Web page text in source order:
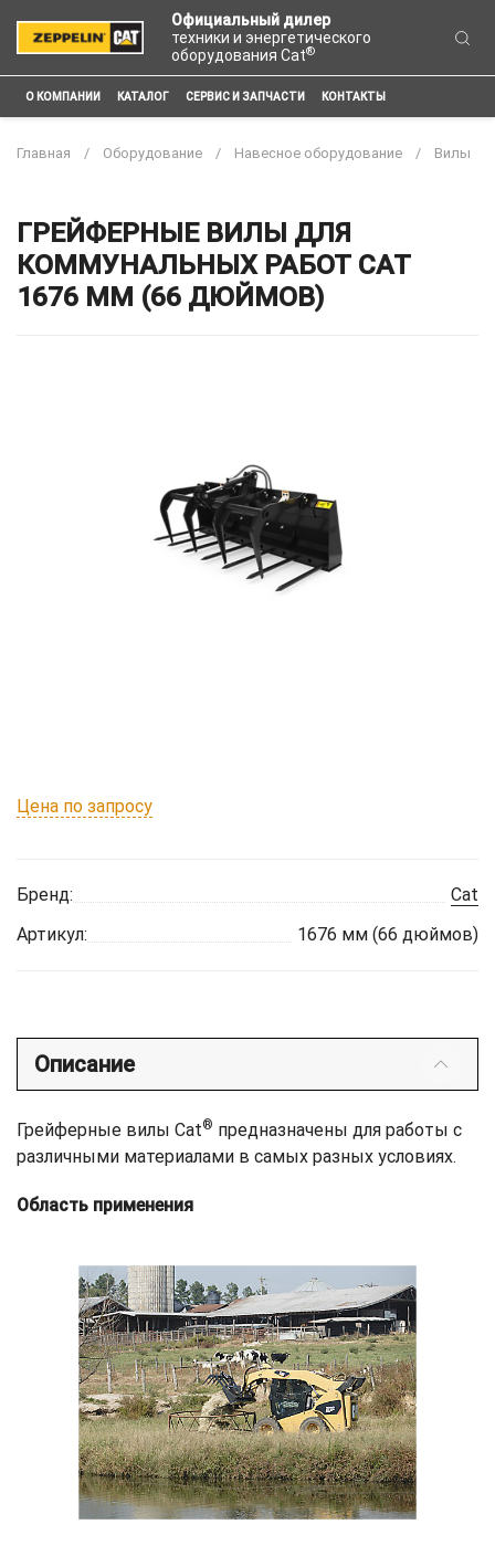
Официальный дилер
техники и энергетического
оборудования Cat®
О КОМПАНИИ КАТАЛОГ СЕРВИС И ЗАПЧАСТИ КОНТАКТЫ
Главная Оборудование Навесное оборудование Вилы
ГРЕЙФЕРНЫЕ ВИЛЫ ДЛЯ
КОММУНАЛЬНЫХ РАБОТ CAT
1676 ММ (66 ДЮЙМОВ)
Цена по запросу
Бренд:
Cat
Артикул:
1676 мм (66 дюймов)
Описание
Грейферные вилы Cat® предназначены для работы с
различными материалами в самых разных условиях.
Область применения